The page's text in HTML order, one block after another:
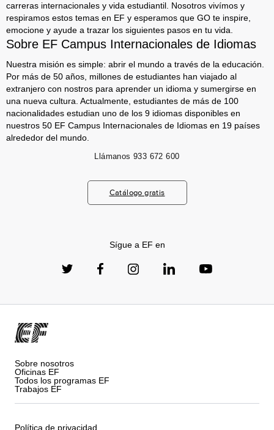
carreras internacionales y vida estudiantil. Nosotros vivímos y
respiramos estos temas en EF y esperamos que GO te inspire,
emocione y ayude a trazar los siguientes pasos en tu vida.
Sobre EF Campus Internacionales de Idiomas
Nuestra misión es simple: abrir el mundo a través de la educación.
Por más de 50 años, millones de estudiantes han viajado al
extranjero con nostros para aprender un idioma y sumergirse en
una nueva cultura. Actualmente, estudiantes de más de 100
nacionalidades estudian uno de los 9 idiomas disponibles en
nuestros 50 EF Campus Internacionales de Idiomas en 19 países
alrededor del mundo.
Llámanos 933 672 600
Catálogo gratis
Sígue a EF en
Sobre nosotros
Oficinas EF
Todos los programas EF
Trabajos EF
Política de privacidad